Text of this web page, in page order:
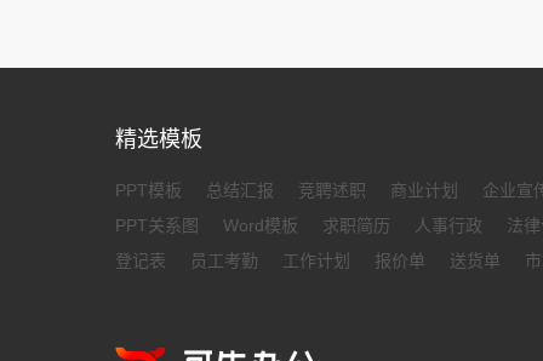
精选模板
PPT模板 总结汇报 竞聘述职 商业计划
企业宣
PPT关系图
Word模板 求职简历 人事行政
法
登记表
员工考勤 工作计划 报价单 送货单